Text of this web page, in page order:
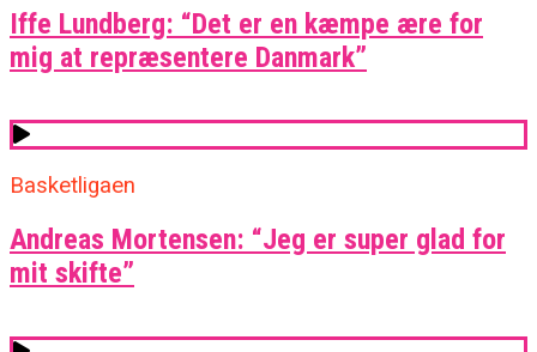
Iffe Lundberg: “Det er en kæmpe ære for
mig at repræsentere Danmark”
Basketligaen
Andreas Mortensen: “Jeg er super glad for
mit skifte”